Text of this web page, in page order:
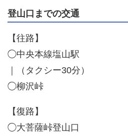
登山口までの交通
【往路】
◯中央本線塩山駅
｜（タクシー30分）
◯柳沢峠
【復路】
◯大菩薩峠登山口